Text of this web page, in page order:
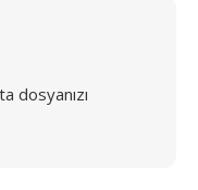
dosyanızı